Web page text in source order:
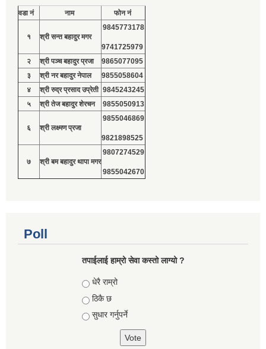
वडा नं नाम फोन नं
१ श्री सन्त बहादुर मगर
9845773178
9741725979
२
श्री पञ्च बहादुर प्रजा
9865077095
३
श्री नर बहादुर नेपाल
9855058604
४
श्री रुद्र प्रसाद उप्रेती 9845243245
५
श्री तेज बहादुर शेरचन 9855050913
६ श्री लक्ष्मण प्रजा
9855046869
9821898525
७ श्री बम बहादुर थापा मगर
9807274529
9855042670
Poll
तपाईलाई हाम्रो सेवा कस्तो लाग्यो ?
Choices
धेरै राम्रो
ठिकै छ
सुधार गर्नुपर्ने